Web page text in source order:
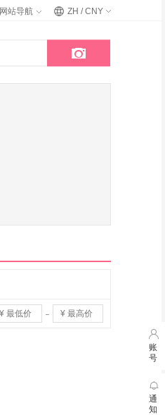
网站导航 ZH / CNY

账
号

通
知
7月
